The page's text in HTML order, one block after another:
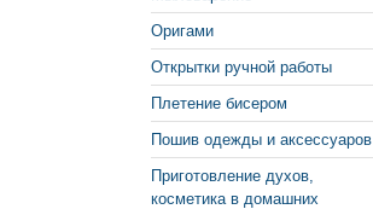
Оригами
Открытки ручной работы
Плетение бисером
Пошив одежды и аксессуаров
Приготовление духов,
косметика в домашних